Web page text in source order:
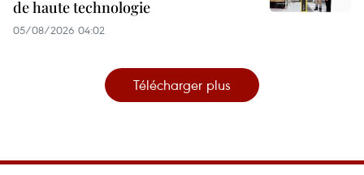
de haute technologie
05/08/2026 04:02
Télécharger plus